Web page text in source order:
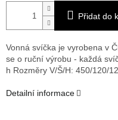
Přidat do
Vonná svíčka je vyrobena v
se o ruční výrobu - každá
h Rozměry V/Š/H: 450/120/
Detailní informace